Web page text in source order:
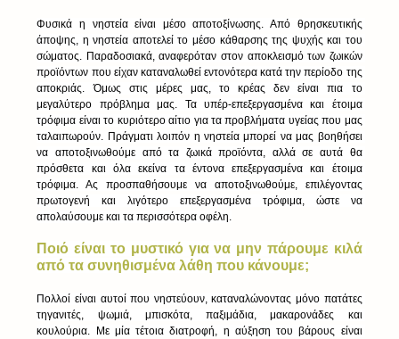
Φυσικά η νηστεία είναι μέσο αποτοξίνωσης. Από θρησκευτικής
άποψης, η νηστεία αποτελεί το μέσο κάθαρσης της ψυχής και του
σώματος. Παραδοσιακά, αναφερόταν στον αποκλεισμό των ζωικών
προϊόντων που είχαν καταναλωθεί εντονότερα κατά την περίοδο της
αποκριάς. Όμως στις μέρες μας, το κρέας δεν είναι πια το
μεγαλύτερο πρόβλημα μας. Τα υπέρ-επεξεργασμένα και έτοιμα
τρόφιμα είναι το κυριότερο αίτιο για τα προβλήματα υγείας που μας
ταλαιπωρούν. Πράγματι λοιπόν η νηστεία μπορεί να μας βοηθήσει
να αποτοξινωθούμε από τα ζωικά προϊόντα, αλλά σε αυτά θα
πρόσθετα και όλα εκείνα τα έντονα επεξεργασμένα και έτοιμα
τρόφιμα. Ας προσπαθήσουμε να αποτοξινωθούμε, επιλέγοντας
πρωτογενή και λιγότερο επεξεργασμένα τρόφιμα, ώστε να
απολαύσουμε και τα περισσότερα οφέλη.
Ποιό είναι το μυστικό για να μην πάρουμε κιλά
από τα συνηθισμένα λάθη που κάνουμε;
Πολλοί είναι αυτοί που νηστεύουν, καταναλώνοντας μόνο πατάτες
τηγανιτές, ψωμιά, μπισκότα, παξιμάδια, μακαρονάδες και
κουλούρια. Με μία τέτοια διατροφή, η αύξηση του βάρους είναι